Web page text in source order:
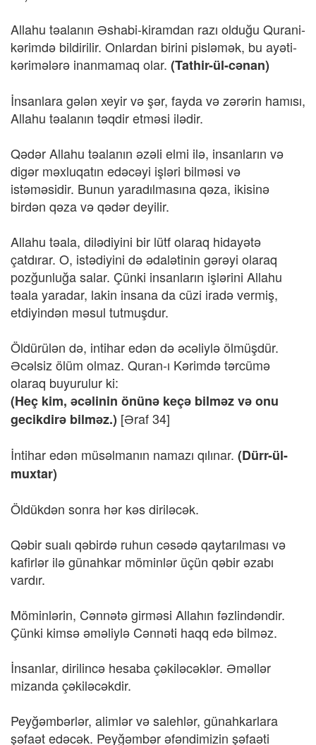
Allahu təalanın Əshabi-kiramdan razı olduğu Qurani-
kərimdə bildirilir. Onlardan birini pisləmək, bu ayəti-
kərimələrə inanmamaq olar. (Tathir-ül-cənan)
İnsanlara gələn xeyir və şər, fayda və zərərin hamısı,
Allahu təalanın təqdir etməsi ilədir.
Qədər Allahu təalanın əzəli elmi ilə, insanların və
digər məxluqatın edəcəyi işləri bilməsi və
istəməsidir. Bunun yaradılmasına qəza, ikisinə
birdən qəza və qədər deyilir.
Allahu təala, dilədiyini bir lütf olaraq hidayətə
çatdırar. O, istədiyini də ədalətinin gərəyi olaraq
pozğunluğa salar. Çünki insanların işlərini Allahu
təala yaradar, lakin insana da cüzi iradə vermiş,
etdiyindən məsul tutmuşdur.
Öldürülən də, intihar edən də əcəliylə ölmüşdür.
Əcəlsiz ölüm olmaz. Quran-ı Kərimdə tərcümə
olaraq buyurulur ki:
(Heç kim, əcəlinin önünə keçə bilməz və onu
gecikdirə bilməz.) [Əraf 34]
İntihar edən müsəlmanın namazı qılınar. (Dürr-ül-
muxtar)
Öldükdən sonra hər kəs diriləcək.
Qəbir sualı qəbirdə ruhun cəsədə qaytarılması və
kafirlər ilə günahkar möminlər üçün qəbir əzabı
vardır.
Möminlərin, Cənnətə girməsi Allahın fəzlindəndir.
Çünki kimsə əməliylə Cənnəti haqq edə bilməz.
İnsanlar, dirilincə hesaba çəkiləcəklər. Əməllər
mizanda çəkiləcəkdir.
Peyğəmbərlər, alimlər və salehlər, günahkarlara
şəfaət edəcək. Peyğəmbər əfəndimizin şəfaəti